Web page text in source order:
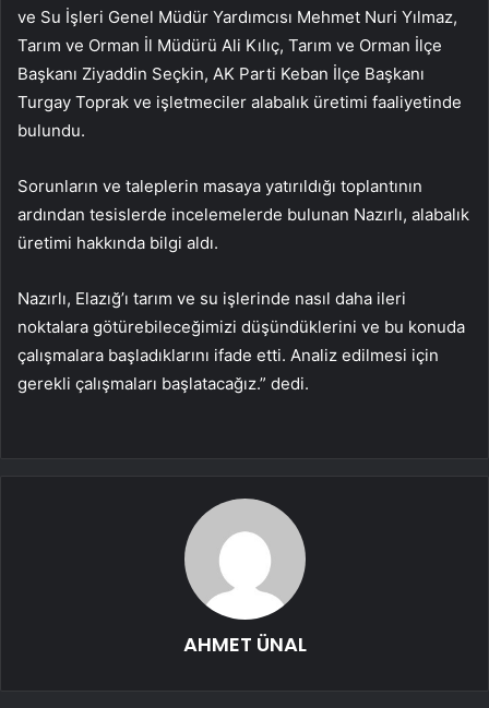
ve Su İşleri Genel Müdür Yardımcısı Mehmet Nuri Yılmaz,
Tarım ve Orman İl Müdürü Ali Kılıç, Tarım ve Orman İlçe
Başkanı Ziyaddin Seçkin, AK Parti Keban İlçe Başkanı
Turgay Toprak ve işletmeciler alabalık üretimi faaliyetinde
bulundu.
Sorunların ve taleplerin masaya yatırıldığı toplantının
ardından tesislerde incelemelerde bulunan Nazırlı, alabalık
üretimi hakkında bilgi aldı.
Nazırlı, Elazığ’ı tarım ve su işlerinde nasıl daha ileri
noktalara götürebileceğimizi düşündüklerini ve bu konuda
çalışmalara başladıklarını ifade etti. Analiz edilmesi için
gerekli çalışmaları başlatacağız.” dedi.
AHMET ÜNAL